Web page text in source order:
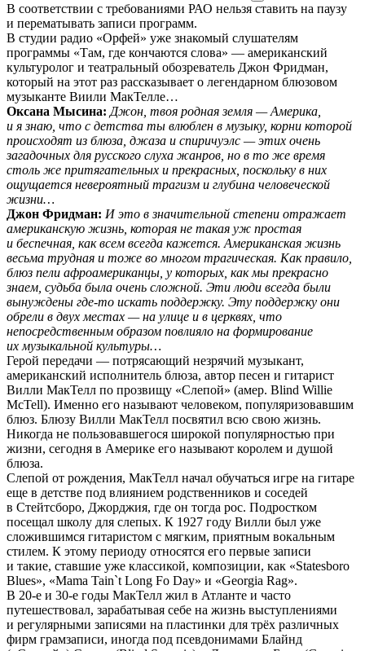
В соответствии с требованиями РАО нельзя ставить на паузу
и перематывать записи программ.
В студии радио «Орфей» уже знакомый слушателям
программы «Там, где кончаются слова» — американский
культуролог и театральный обозреватель Джон Фридман,
который на этот раз рассказывает о легендарном блюзовом
музыканте Виили МакТелле…
Оксана Мысина: Джон, твоя родная земля — Америка,
и я знаю, что с детства ты влюблен в музыку, корни которой
происходят из блюза, джаза и спиричуэлс — этих очень
загадочных для русского слуха жанров, но в то же время
столь же притягательных и прекрасных, поскольку в них
ощущается невероятный трагизм и глубина человеческой
жизни…
Джон Фридман: И это в значительной степени отражает
американскую жизнь, которая не такая уж простая
и беспечная, как всем всегда кажется. Американская жизнь
весьма трудная и тоже во многом трагическая. Как правило,
блюз пели афроамериканцы, у которых, как мы прекрасно
знаем, судьба была очень сложной. Эти люди всегда были
вынуждены где-то искать поддержку. Эту поддержку они
обрели в двух местах — на улице и в церквях, что
непосредственным образом повлияло на формирование
их музыкальной культуры…
Герой передачи — потрясающий незрячий музыкант,
американский исполнитель блюза, автор песен и гитарист
Вилли МакТелл по прозвищу «Слепой» (амер. Blind Willie
McTell). Именно его называют человеком, популяризовавшим
блюз. Блюзу Вилли МакТелл посвятил всю свою жизнь.
Никогда не пользовавшегося широкой популярностью при
жизни, сегодня в Америке его называют королем и душой
блюза.
Слепой от рождения, МакТелл начал обучаться игре на гитаре
еще в детстве под влиянием родственников и соседей
в Стейтсборо, Джорджия, где он тогда рос. Подростком
посещал школу для слепых. К 1927 году Вилли был уже
сложившимся гитаристом с мягким, приятным вокальным
стилем. К этому периоду относятся его первые записи
и такие, ставшие уже классикой, композиции, как «Statesboro
Blues», «Mama Tain`t Long Fo Day» и «Georgia Rag».
В 20-е и 30-е годы МакТелл жил в Атланте и часто
путешествовал, зарабатывая себе на жизнь выступлениями
и регулярными записями на пластинки для трёх различных
фирм грамзаписи, иногда под псевдонимами Блайнд